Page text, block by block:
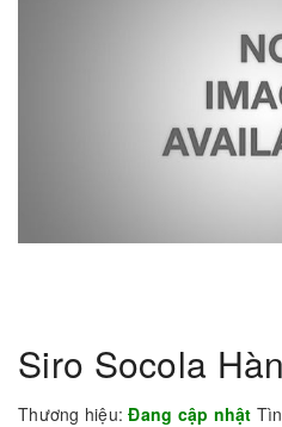
Siro Socola
Thương hiệu: Đang cập nhật